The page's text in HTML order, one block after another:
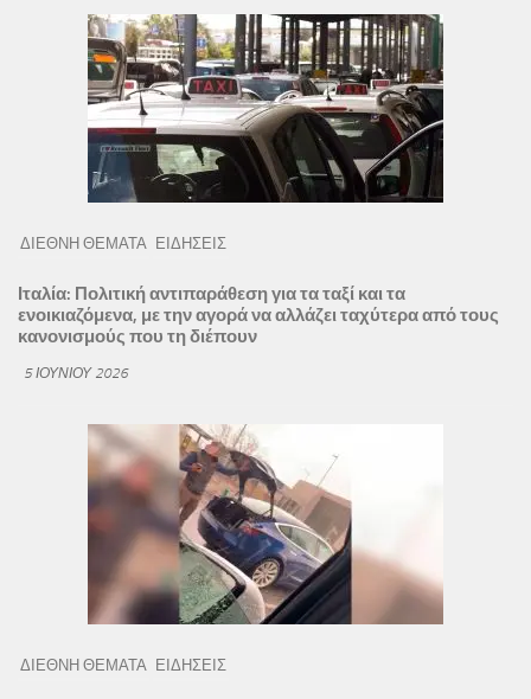
ΔΙΕΘΝΗ ΘΕΜΑΤΑ ΕΙΔΗΣΕΙΣ
Ιταλία: Πολιτική αντιπαράθεση για τα ταξί και τα
ενοικιαζόμενα, με την αγορά να αλλάζει ταχύτερα από τους
κανονισμούς που τη διέπουν
5 ΙΟΥΝΊΟΥ 2026
ΔΙΕΘΝΗ ΘΕΜΑΤΑ ΕΙΔΗΣΕΙΣ